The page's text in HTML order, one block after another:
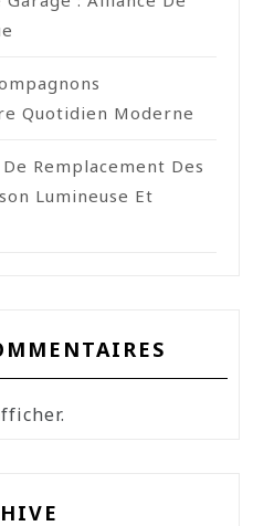
Quotidien Moderne
Remplacement Des
Lumineuse Et